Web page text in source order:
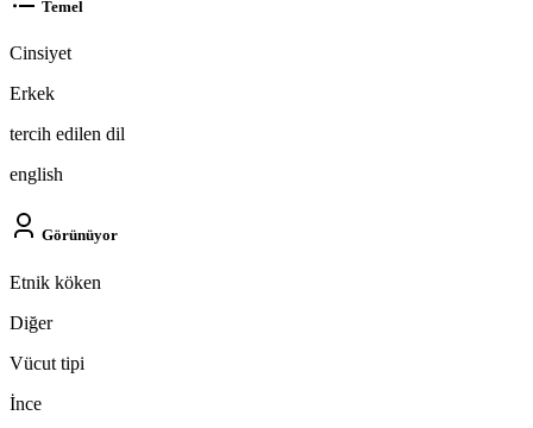
Temel
Cinsiyet
Erkek
tercih edilen dil
english
Görünüyor
Etnik köken
Diğer
Vücut tipi
İnce